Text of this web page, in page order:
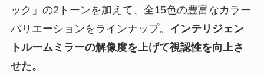
ック」の2トーンを加えて、全15色の豊富なカラー
バリエーションをラインナップ。 インテリジェン
トルームミラーの解像度を上げて視認性を向上さ
せた。